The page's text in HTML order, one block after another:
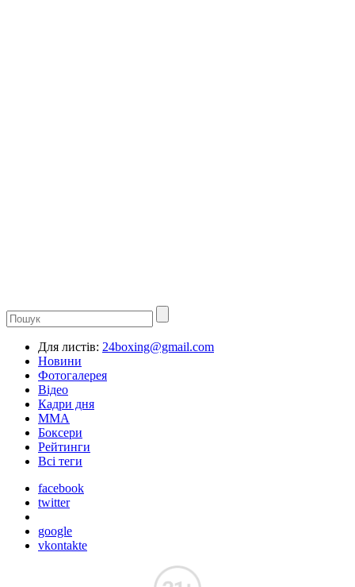
Для листів: 24boxing@gmail.com
Новини
Фотогалерея
Відео
Кадри дня
ММА
Боксери
Рейтинги
Всі теги
facebook
twitter
google
vkontakte